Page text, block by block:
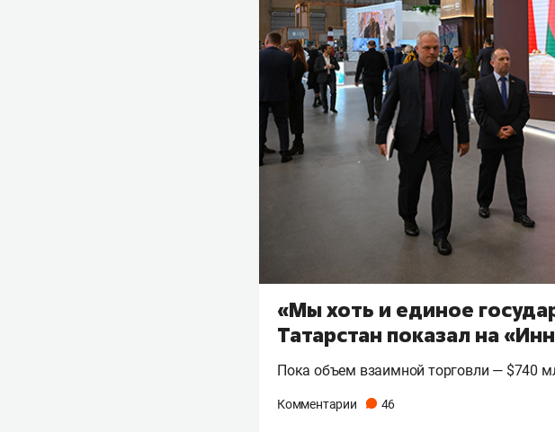
«Мы хоть и единое
Татарстан показал на
Пока объем взаимной торговли — $740
Комментарии 46